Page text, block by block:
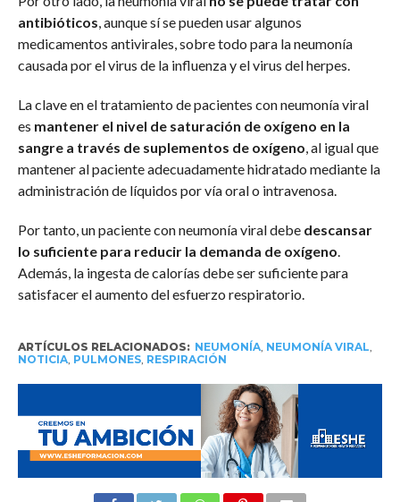
antibióticos , aunque sí se pueden usar algunos
medicamentos antivirales, sobre todo para la neumonía
causada por el virus de la influenza y el virus del herpes.
La clave en el tratamiento de pacientes con neumonía viral
es mantener el nivel de saturación de oxígeno en la
sangre a través de suplementos de oxígeno , al igual que
mantener al paciente adecuadamente hidratado mediante la
administración de líquidos por vía oral o intravenosa.
Por tanto, un paciente con neumonía viral debe descansar
lo suficiente para reducir la demanda de oxígeno
Además, la ingesta de calorías debe ser suficiente para
satisfacer el aumento del esfuerzo respiratorio.
ARTÍCULOS RELACIONADOS: NEUMONÍA, NEUMONÍA VIRAL
NOTICIA, PULMONES, RESPIRACIÓN